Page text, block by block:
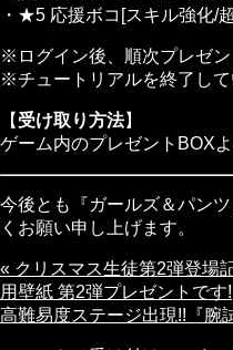
・★5 応援ボコ[スキル強化/
※ログイン後、順次プレゼン
※チュートリアルを終了して
【 受け取り方法】
ゲーム内のプレゼントBOX
今後とも『ガールズ＆パン
くお願い申し上げます。
« クリスマス生徒第2弾登場
用壁紙 第2弾プレゼントです!
高難易度ステージ出現!!『腕